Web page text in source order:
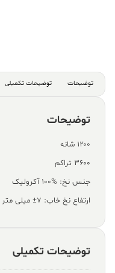
توضیحات توضیحات تکمیلی
توضیحات
۱۲۰۰ شانه
۳۶۰۰ تراکم
جنس نخ: %100 آکرولیک
ارتفاع نخ خاب: ۷± میلی متر
توضیحات تکمیلی